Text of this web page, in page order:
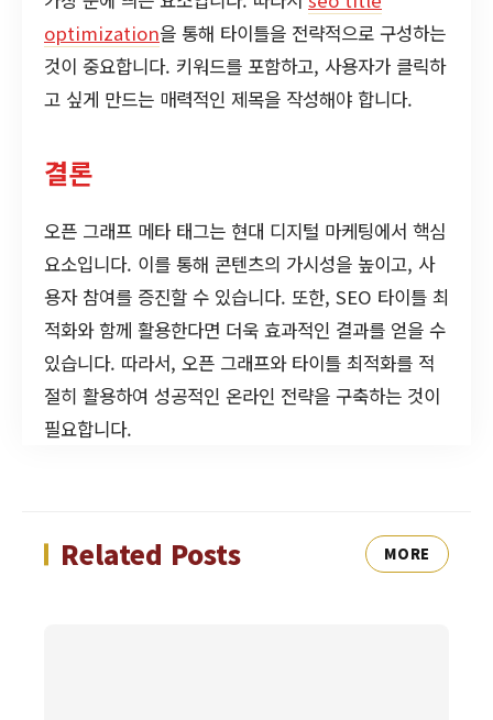
optimization을 통해 타이틀을 전략적으로 구성하는
것이 중요합니다. 키워드를 포함하고, 사용자가 클릭하
고 싶게 만드는 매력적인 제목을 작성해야 합니다.
결론
오픈 그래프 메타 태그는 현대 디지털 마케팅에서 핵심
요소입니다. 이를 통해 콘텐츠의 가시성을 높이고, 사
용자 참여를 증진할 수 있습니다. 또한, SEO 타이틀 최
적화와 함께 활용한다면 더욱 효과적인 결과를 얻을 수
있습니다. 따라서, 오픈 그래프와 타이틀 최적화를 적
절히 활용하여 성공적인 온라인 전략을 구축하는 것이
필요합니다.
Related Posts MORE